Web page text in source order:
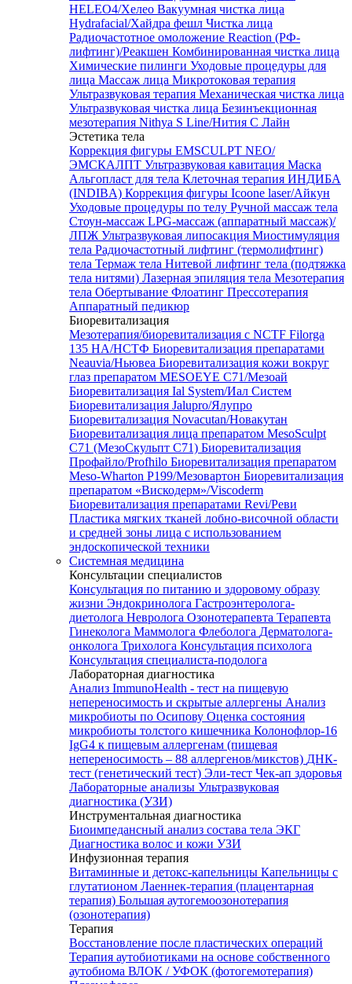
HELEO4/Хелео Вакуумная чистка лица
Hydrafacial/Хайдра фешл Чистка лица
Радиочастотное омоложение Reaction (РФ-
лифтинг)/Реакшен Комбинированная чистка лица
Химические пилинги Уходовые процедуры для
лица Массаж лица Микротоковая терапия
Ультразвуковая терапия Механическая чистка лица
Ультразвуковая чистка лица Безинъекционная
мезотерапия Nithya S Line/Нития С Лайн
Эстетика тела
Коррекция фигуры EMSCULPT NEO/
ЭМСКАЛПТ Ультразвуковая кавитация Маска
Альгопласт для тела Клеточная терапия ИНДИБА
(INDIBA) Коррекция фигуры Icoone laser/Айкун
Уходовые процедуры по телу Ручной массаж тела
Стоун-массаж LPG-массаж (аппаратный массаж)/
ЛПЖ Ультразвуковая липосакция Миостимуляция
тела Радиочастотный лифтинг (термолифтинг)
тела Термаж тела Нитевой лифтинг тела (подтяжка
тела нитями) Лазерная эпиляция тела Мезотерапия
тела Обертывание Флоатинг Прессотерапия
Аппаратный педикюр
Биоревитализация
Мезотерапия/биоревитализация с NCTF Filorga
135 HA/НСТФ Биоревитализация препаратами
Neauvia/Ньювеа Биоревитализация кожи вокруг
глаз препаратом MESOEYE C71/Мезоай
Биоревитализация Ial System/Иал Систем
Биоревитализация Jalupro/Ялупро
Биоревитализация Novacutan/Новакутан
Биоревитализация лица препаратом MesoSculpt
C71 (МезоСкульпт С71) Биоревитализация
Профайло/Profhilo Биоревитализация препаратом
Meso-Wharton P199/Мезовартон Биоревитализация
препаратом «Вискодерм»/Viscoderm
Биоревитализация препаратами Revi/Реви
Пластика мягких тканей лобно-височной области
и средней зоны лица с использованием
эндоскопической техники
Системная медицина
Консультации специалистов
Консультация по питанию и здоровому образу
жизни Эндокринолога Гастроэнтеролога-
диетолога Невролога Озонотерапевта Терапевта
Гинеколога Маммолога Флеболога Дерматолога-
онколога Трихолога Консультация психолога
Консультация специалиста-подолога
Лабораторная диагностика
Анализ ImmunoHealth - тест на пищевую
непереносимость и скрытые аллергены Анализ
микробиоты по Осипову Оценка состояния
микробиоты толстого кишечника Колонофлор-16
IgG4 к пищевым аллергенам (пищевая
непереносимость – 88 аллергенов/микстов) ДНК-
тест (генетический тест) Эли-тест Чек-ап здоровья
Лабораторные анализы Ультразвуковая
диагностика (УЗИ)
Инструментальная диагностика
Биоимпедансный анализ состава тела ЭКГ
Диагностика волос и кожи УЗИ
Инфузионная терапия
Витаминные и детокс-капельницы Капельницы с
глутатионом Лаеннек-терапия (плацентарная
терапия) Большая аутогемоозонотерапия
(озонотерапия)
Терапия
Восстановление после пластических операций
Терапия аутобиотиками на основе собственного
аутобиома ВЛОК / УФОК (фотогемотерапия)